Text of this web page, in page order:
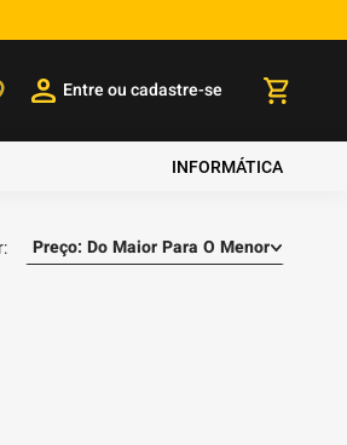
Entre ou cadastre-se
INFORMÁTICA
Preço: Do Maior Para O Menor